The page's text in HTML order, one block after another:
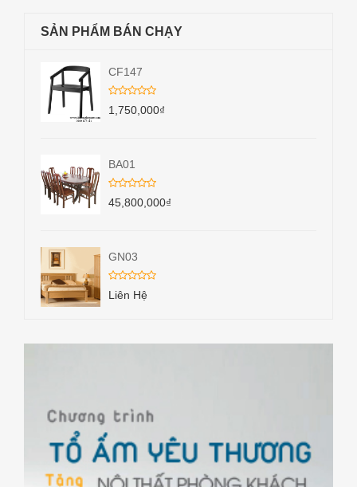
SẢN PHẨM BÁN CHẠY
CF147
1,750,000₫
BA01
45,800,000₫
GN03
Liên Hệ